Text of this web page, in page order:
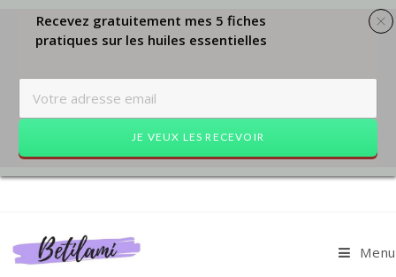
Menu
Recevez gratuitement mes 5 fiches
pratiques sur les huiles essentielles
JE VEUX LES RECEVOIR